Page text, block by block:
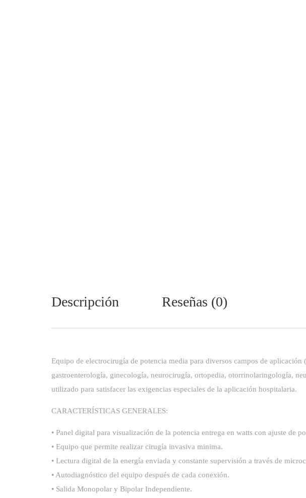
Descripción Reseñas (0)
Equipo de electrocirugía de potencia media para diversos campos de
gastroenterología, ginecología, neurocirugía, ortopedia, otorrinolaringología,
utilizado para satisfacer las exigencias especiales de la aplicación hospitalaria.
CARACTERÍSTICAS GENERALES:
• Panel digital para visualización de la potencia entrega en watts con ajuste de
• Equipo que permite realizar cirugía invasiva minima.
• Lectura digital de la energía enviada y constante supervisión a través de
• Autodiagnóstico del equipo después de cada conexión.
• Salida Monopolar y Bipolar Independiente.